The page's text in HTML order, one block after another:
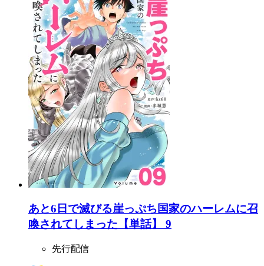
あと6日で滅びる崖っぷち国家のハーレムに召
喚されてしまった【単話】 9
先行配信